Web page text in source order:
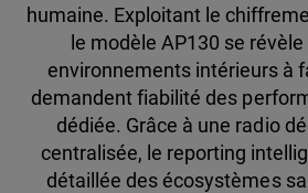
humaine. Exploitant le
le modèle AP130 se
environnements intérieurs à
demandent fiabilité des
dédiée. Grâce à une radio
centralisée, le reporting
détaillée des écosystèmes